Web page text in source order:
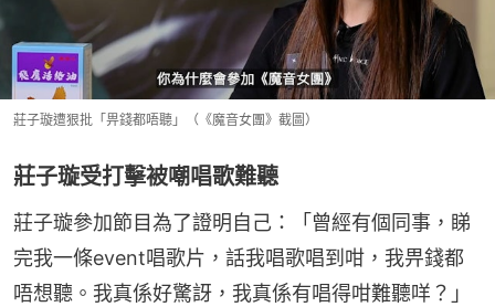
莊子璇遭狠批「畀錢都唔聽」（《魔音女團》截圖）
莊子璇受打擊被嘲唱歌難聽
莊子璇參加節目為了證明自己：「曾經有個同事，睇
完我一條event唱歌片，話我唱歌唱到咁，我畀錢都
唔想聽。我真係好驚訝，我真係有唱得咁難聽咩？」